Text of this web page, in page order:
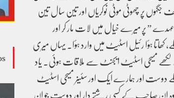
پر چھوٹی موٹی نوکریاں اور تین سال تین
” پر میرے خیال میں لات مار کر اور
ہؤا رئیل اسٹیٹ میں وارد ہؤا۔ یہاں میری
مسیحی اسٹیٹ ایجنٹ سے ملاقات ہوئی۔ یاد
دوست اور ہمارے ایک اور سئینر مسیحی اسٹیٹ